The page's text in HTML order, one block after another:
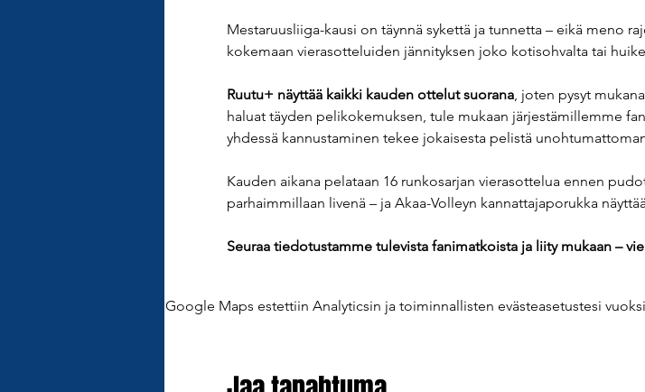
Mestaruusliiga-kausi on täynnä sykettä ja tunnetta – eikä meno
kokemaan vierasotteluiden jännityksen joko kotisohvalta tai
Ruutu+ näyttää kaikki kauden ottelut suorana, joten pysyt
haluat täyden pelikokemuksen, tule mukaan järjestämillemme
yhdessä kannustaminen tekee jokaisesta pelistä
Kauden aikana pelataan 16 runkosarjan vierasottelua ennen
parhaimmillaan livenä – ja Akaa-Volleyn kannattajaporukka
Seuraa tiedotustamme tulevista fanimatkoista ja liity mukaan –
Google Maps estettiin Analyticsin ja toiminnallisten evästeasetustesi